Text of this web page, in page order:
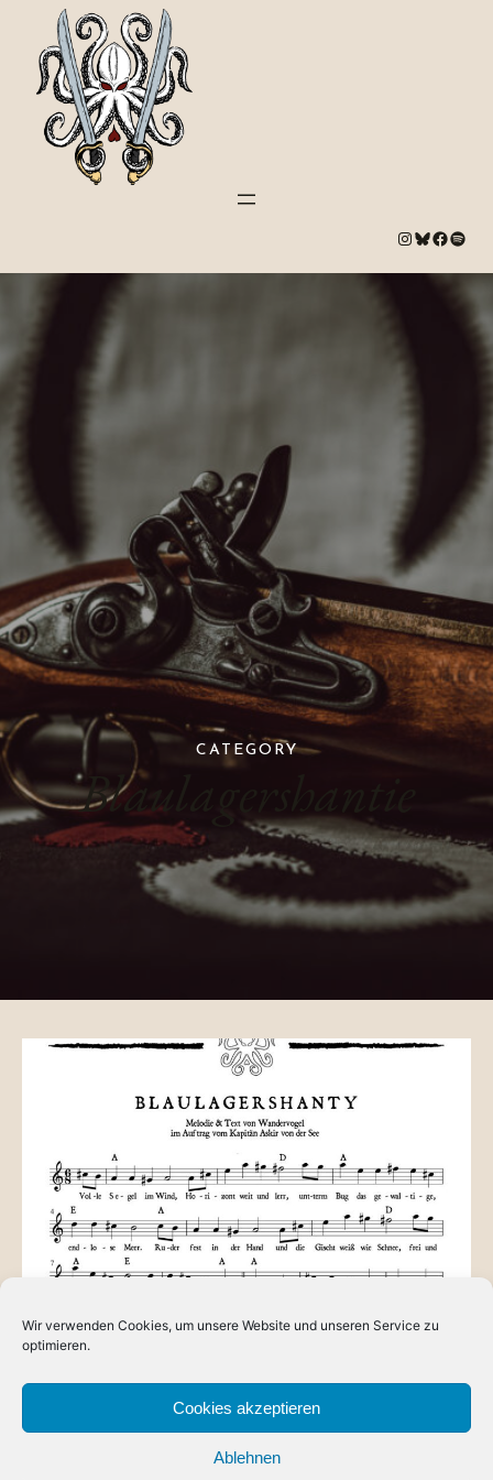
Wir verwenden Cookies, um unsere Website und unseren Service zu
optimieren.
Cookies akzeptieren
Ablehnen
# Bluesky # Spotify
CATEGORY
Blaulagershantie
BLOG
Das Blaulagershantie
Zum Drachenfest 2018 hatte Askir bei Wandervogel aus
dem silbernen Lager ein Blaulagershantie in Auftrag
gegeben, das möglichst alle Aspekte…